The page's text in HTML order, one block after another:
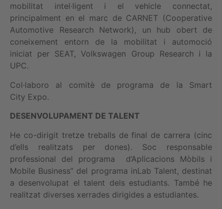
mobilitat intel·ligent i el vehicle connectat,
principalment en el marc de CARNET (Cooperative
Automotive Research Network), un hub obert de
coneixement entorn de la mobilitat i automoció
iniciat per SEAT, Volkswagen Group Research i la
UPC.
Col·laboro al comitè de programa de la Smart
City Expo.
DESENVOLUPAMENT DE TALENT
He co-dirigit tretze treballs de final de carrera (cinc
d’ells realitzats per dones). Soc responsable
professional del programa d’Aplicacions Mòbils i
Mobile Business” del programa inLab Talent, destinat
a desenvolupat el talent dels estudiants. També he
realitzat diverses xerrades dirigides a estudiantes.